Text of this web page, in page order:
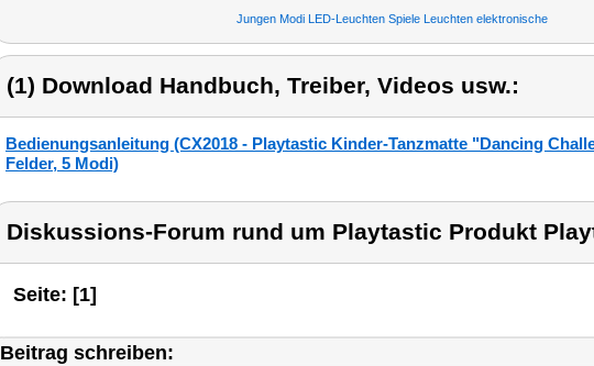
Jungen Modi LED-Leuchten Spiele Leuchten elektronische
(1) Download Handbuch, Treiber, Videos usw.:
Bedienungsanleitung (CX2018 - Playtastic Kinder-Tanzmatte "Dancing
Felder, 5 Modi)
Diskussions-Forum rund um Playtastic Produkt
Seite: [1]
Beitrag schreiben: